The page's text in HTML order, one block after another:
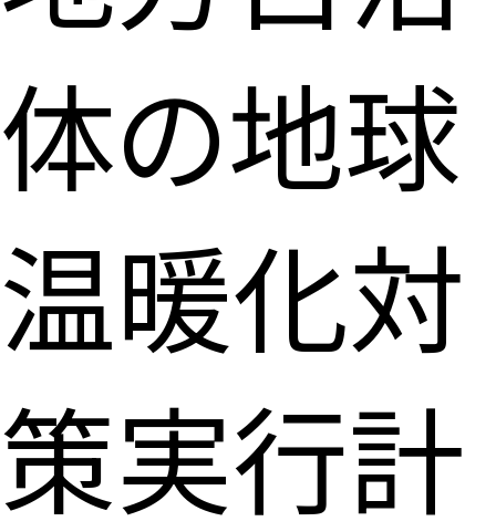
体の地球
温暖化対
策実行計